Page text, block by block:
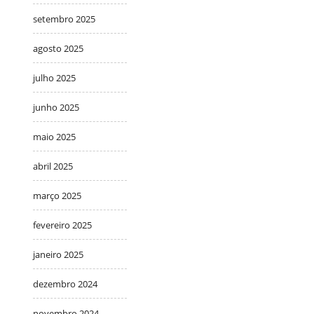
setembro 2025
agosto 2025
julho 2025
junho 2025
maio 2025
abril 2025
março 2025
fevereiro 2025
janeiro 2025
dezembro 2024